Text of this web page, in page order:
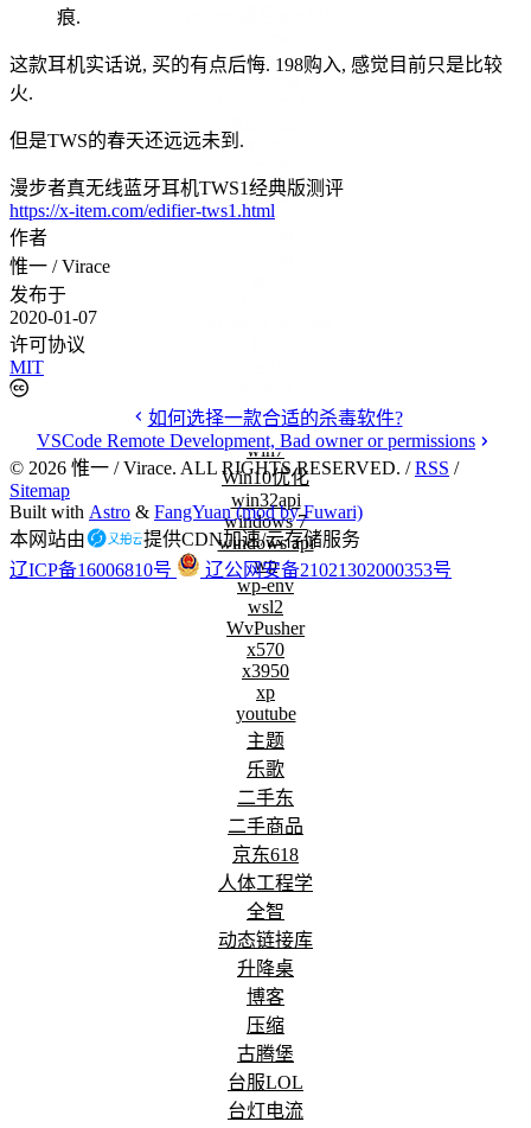
qml
rabbitmq
rk速写
scf
ul650
vertical
win7
Win10优化
win32api
windows 7
windows api
wp
wp-env
wsl2
WvPusher
x570
x3950
xp
youtube
主题
乐歌
二手东
二手商品
京东618
人体工程学
全智
动态链接库
升降桌
博客
压缩
古腾堡
台服LOL
台灯电流
痕.
这款耳机实话说, 买的有点后悔. 198购入, 感觉目前只是比较
火.
但是TWS的春天还远远未到.
漫步者真无线蓝牙耳机TWS1经典版测评
https://x-item.com/edifier-tws1.html
作者
惟一 / Virace
发布于
2020-01-07
许可协议
MIT
如何选择一款合适的杀毒软件?
VSCode Remote Development, Bad owner or permissions
© 2026 惟一 / Virace. ALL RIGHTS RESERVED. /RSS /
Sitemap
Built with Astro & FangYuan (mod by Fuwari)
本网站由
提供CDN加速/云存储服务
辽ICP备16006810号
辽公网安备21021302000353号